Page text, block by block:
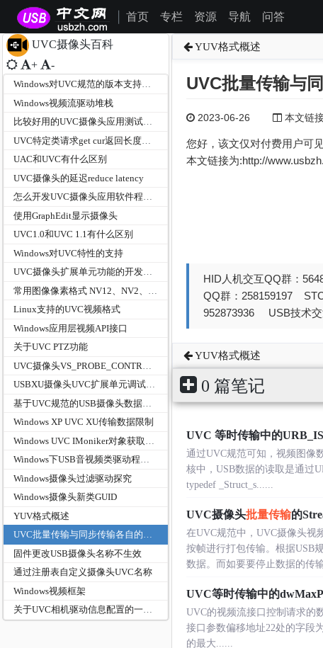
首页 专栏 资源 导航 问答
UVC摄像头百科
+ -
Windows对UVC规范的版本支持情况？
Windows视频流驱动堆栈
比较好用的UVC摄像头应用测试工具有那些？
UAC和UVC有什么区别
UVC摄像头的延迟reduce latency
怎么开发UVC摄像头应用软件程序及使用请求接口API
使用GraphEdit显示摄像头
UVC1.0和UVC 1.1有什么区别
Windows对UVC特性的支持
UVC摄像头扩展单元功能的开发步骤是什么？
Linux支持的UVC视频格式
Windows应用层视频API接口
关于UVC PTZ功能
USBXU摄像头UVC扩展单元调试工具使用图解
Windows XP UVC XU传输数据限制
Windows下USB音视频类驱动程序堆栈架构
Windows摄像头过滤驱动探究
Windows摄像头新类GUID
YUV格式概述
UVC批量传输与同步传输各自的优缺点和适用领域
固件更改USB摄像头名称不生效
通过注册表自定义摄像头UVC名称
Windows视频框架
关于UVC相机驱动信息配置的一些总结
YUV格式概述
UVC批量传输与
2023-06-26 本文链
您好，该文仅对付费用户可
本文链接为:http://
HID人机交互QQ群：
QQ群：258159197
952873936 USB技术交
YUV格式概述
0 篇笔记
UVC 等时传输中的
通过UVC规范可知，视频图像
核中，USB数据的读取是通过
typedef _Struct_s......
UVC摄像头批量传输的
在UVC规范中，UVC摄像头视
按帧进行打包传输。根据USB
数据。而如要要停止数据的传
UVC等时传输中的
UVC的视频流接口控制请求的
接口参数偏移地址22处的字段
的最大......